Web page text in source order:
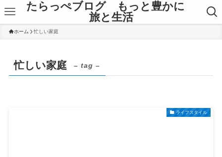
たらっぺブログ もっと豊かに
旅と生活
ホーム 忙しい家庭
忙しい家庭 – tag –
ライフスタイル